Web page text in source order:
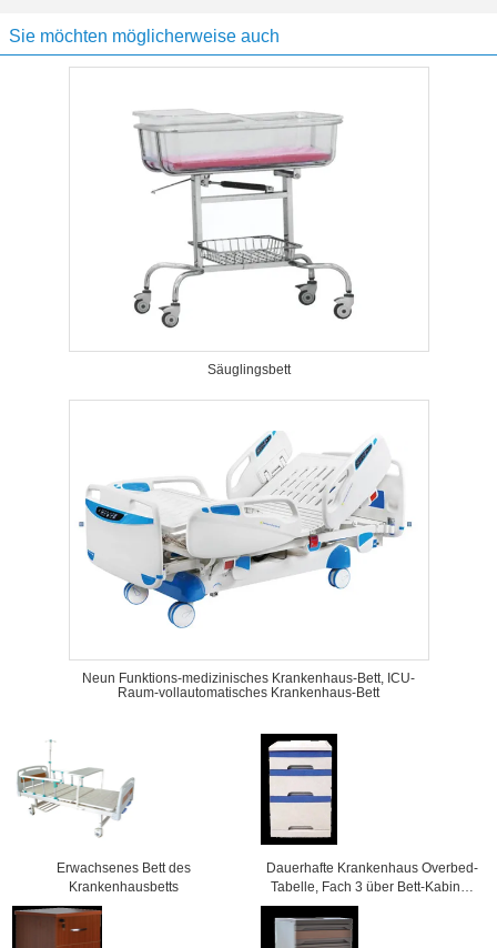
Sie möchten möglicherweise auch
Säuglingsbett
Neun Funktions-medizinisches Krankenhaus-Bett, ICU-
Raum-vollautomatisches Krankenhaus-Bett
Erwachsenes Bett des
Krankenhausbetts
Dauerhafte Krankenhaus Overbed-
Tabelle, Fach 3 über Bett-Kabinett
475x470x755mm